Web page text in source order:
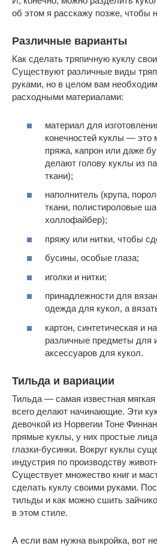
об этом я расскажу позже, чтобы
Различные варианты
Как сделать тряпичную куклу
Существуют различные виды
руками, но в целом вам
расходными материалами:
материал для
конечностей куклы — это
пряжа, капрон или даже
делают голову куклы из
ткани);
наполнитель (крупа,
ткани, полистироловые
холлофайбер);
пряжу или нитки, чтобы
бусины, особые глаза;
иголки и нитки;
принадлежности для
одежда для кукол, а
картон, синтетическая и
различные предметы для
аксессуаров для кукол.
Тильда и вариации
Тильда — самая известная
всего делают начинающие. Эти
девочкой из Норвегии Тоне
прямые куклы, у них простые
глазки-бусинки. Вокруг куклы
индустрия по производству
Существует множество книг и
сделать куклу своими руками.
тильды и как можно сшить
в этом стиле.
А если вам нужна выкройка, вот